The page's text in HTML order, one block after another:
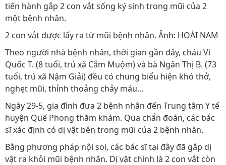
tiến hành gắp 2 con vắt sống ký sinh trong mũi của 2
một bệnh nhân.
2 con vắt được lấy ra từ mũi bệnh nhân. Ảnh: HOÀI NAM
Theo người nhà bệnh nhân, thời gian gần đây, cháu Vi
Quốc T. (8 tuổi, trú xã Cắm Muộm) và bà Ngân Thị B. (73
tuổi, trú xã Nậm Giải) đều có chung biểu hiện khó thở,
nghẹt mũi, thỉnh thoảng chảy máu…
Ngày 29-5, gia đình đưa 2 bệnh nhân đến Trung tâm Y tế
huyện Quế Phong thăm khám. Qua chẩn đoán, các bác
sĩ xác định có dị vật bên trong mũi của 2 bệnh nhân.
Bằng phương pháp nội soi, các bác sĩ tại đây đã gắp dị
vật ra khỏi mũi bệnh nhân. Dị vật chính là 2 con vắt còn